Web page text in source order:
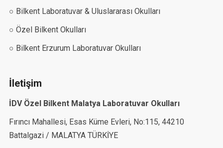
○ Bilkent Laboratuvar & Uluslararası Okulları
○ Özel Bilkent Okulları
○ Bilkent Erzurum Laboratuvar Okulları
İletişim
İDV Özel Bilkent Malatya Laboratuvar Okulları
Fırıncı Mahallesi, Esas Küme Evleri, No:115, 44210
Battalgazi / MALATYA TÜRKİYE